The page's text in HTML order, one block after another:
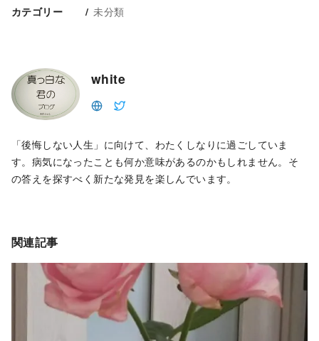
カテゴリー 未分類
white
「後悔しない人生」に向けて、わたくしなりに過ごしていま
す。病気になったことも何か意味があるのかもしれません。そ
の答えを探すべく新たな発見を楽しんでいます。
関連記事